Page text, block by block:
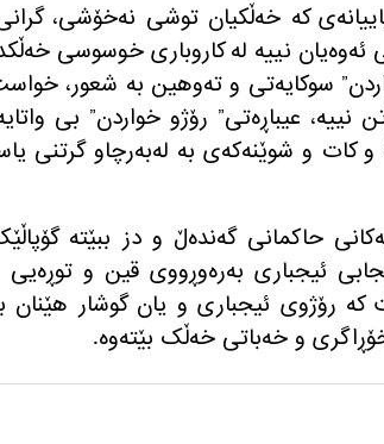
کە خەڵکیان توشی نەخۆشی،
ئەوەیان نییە لە کاروباری خوسوسی
” سوکایەتی و تەوهین بە شعور،
نییە، عیباڕەتی” رۆژو خواردن” بی
و شوێنەکەی بە لەبەرچاو گرتنی
حاکمانی گەندەڵ و دز ببێتە
ئیجباری بەرەوڕووی قین و توڕەیی
کە رۆژوی ئیجباری و یان گوشار هێنان
و خەباتی خەڵک بێتەوە.